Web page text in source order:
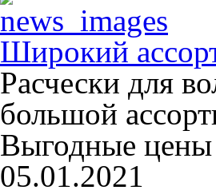
Широкий
Расчески для
большой
Выгодные цены
05.01.2021